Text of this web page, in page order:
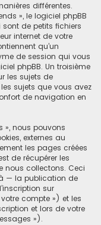
différentes.
», le logiciel phpBB
de petits fichiers
internet de votre
qu’un
de session qui vous
phpBB. Un troisième
les sujets de
sujets que vous avez
de navigation en
», nous pouvons
externes au
les pages créées
de récupérer les
nous collectons. Ceci
— la publication de
sur
compte ») et les
et lors de votre
»).